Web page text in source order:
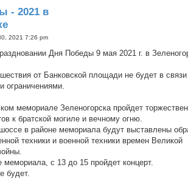
- 2021 в
2021 7:26 pm
Дня Победы 9 мая 2021 г. в
от Банковской площади не будет в
ограничениями.
мемориале Зеленогорска пройдет
к братской могиле и вечному огню.
в районе мемориала будут выставлены
техники и военной техники времен Великой
с 13 до 15 пройдет концерт.
будет.